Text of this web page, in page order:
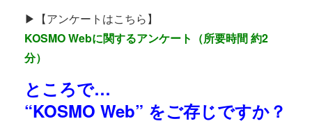
▶︎【アンケートはこちら】
KOSMO Webに関するアンケート（所要時間 約2
分）
ところで…
“KOSMO Web” をご存じですか？